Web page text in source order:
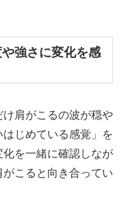
強さに変化を感
肩がこるの波が穏や
じめている感覚」を
を一緒に確認しなが
こると向き合ってい